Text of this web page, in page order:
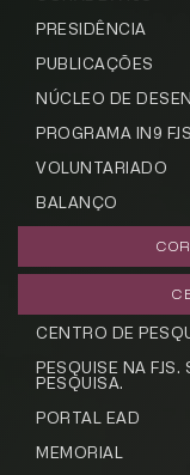
PRESIDÊNCIA
PUBLICAÇÕES
NÚCLEO DE
PROGRAMA IN9
VOLUNTARIADO
BALANÇO
CENTRO DE
PESQUISE NA FJS.
PESQUISA.
PORTAL EAD
MEMORIAL